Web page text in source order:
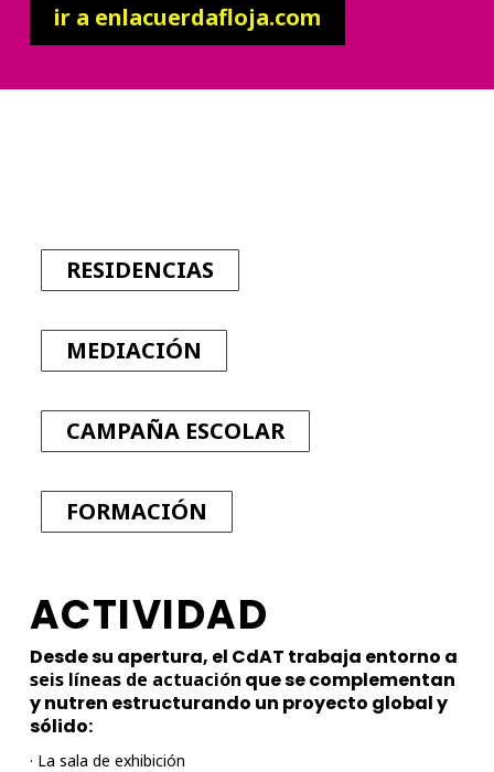
ir a enlacuerdafloja.com
ACTIVIDAD
Desde su apertura, el CdAT trabaja entorno a
seis líneas de actuación que se complementan
y nutren estructurando un proyecto global y
sólido:
· La sala de exhibición
RESIDENCIAS
MEDIACIÓN
CAMPAÑA ESCOLAR
FORMACIÓN